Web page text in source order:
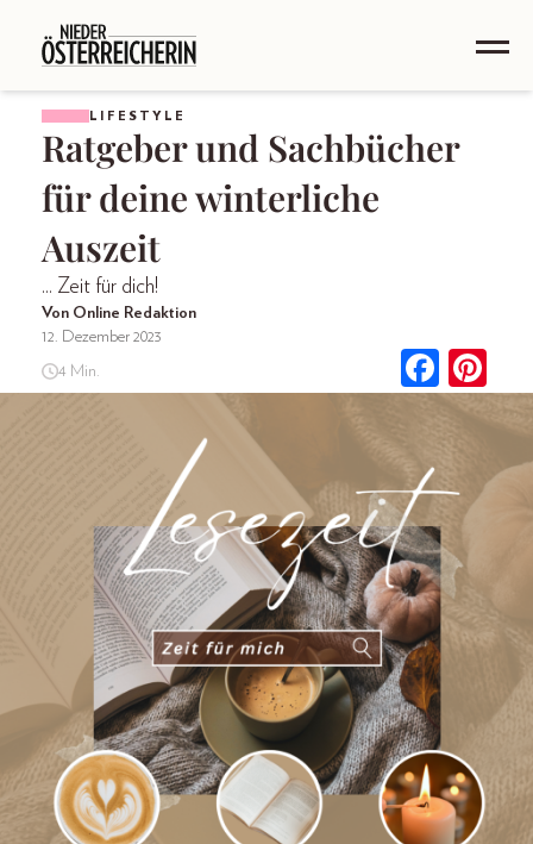
LIFESTYLE
Ratgeber und Sachbücher
für deine winterliche
Auszeit
... Zeit für dich!
Von Online Redaktion
12. Dezember 2023
4 Min.